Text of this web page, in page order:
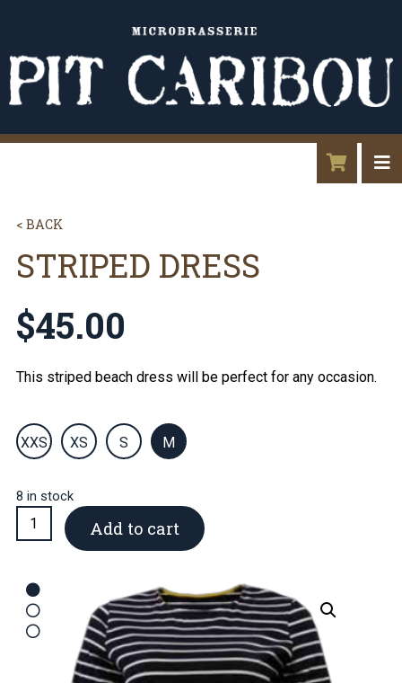
< BACK
STRIPED DRESS
$45.00
This striped beach dress will be perfect for any occasion.
XXS XS S M
8 in stock
Striped
dress
Add to cart